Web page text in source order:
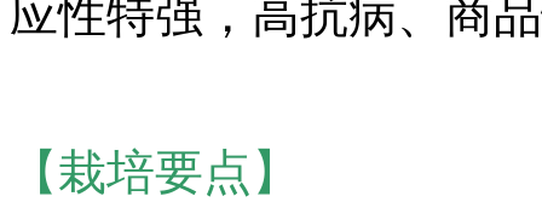
应性特强，高抗病、商
【栽培要点】